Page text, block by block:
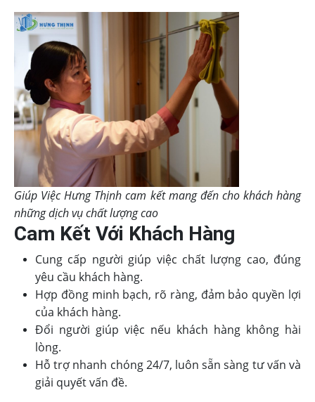
Giúp Việc Hưng Thịnh cam kết mang đến cho khách hàng
những dịch vụ chất lượng cao
Cam Kết Với Khách Hàng
Cung cấp người giúp việc chất lượng cao, đúng
yêu cầu khách hàng.
Hợp đồng minh bạch, rõ ràng, đảm bảo quyền lợi
của khách hàng.
Đổi người giúp việc nếu khách hàng không hài
lòng.
Hỗ trợ nhanh chóng 24/7, luôn sẵn sàng tư vấn và
giải quyết vấn đề.